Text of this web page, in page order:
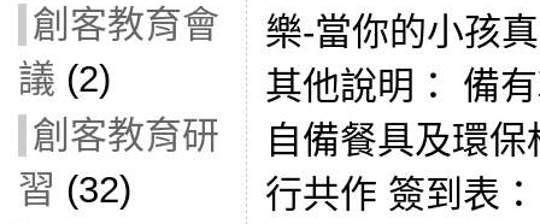
創客教育會
議 (2)
創客教育研
習 (32)
樂-當你的小孩
其他說明： 備
自備餐具及環
行共作 簽到表：